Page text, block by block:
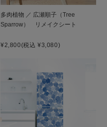
多肉植物 ／ 広瀬順子（Tree
Sparrow） リメイクシート
¥2,800(税込 ¥3,080)